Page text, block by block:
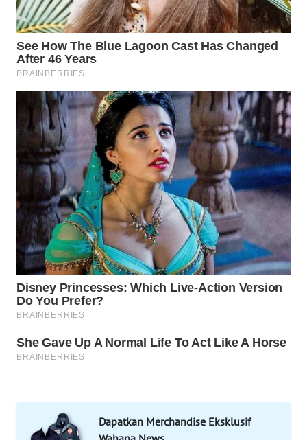
Dapatkan Merchandise Eksklusif
WAHANANEWS
NET
WAHANA
SPORT
WAHANA
UMKM
WAHANA
SELEB
WAHANA
PERSONA
WAHANA
OTOMOTIF
WAHANA
LAPAK